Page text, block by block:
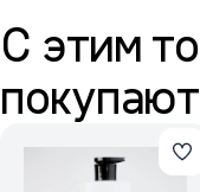
С этим
покупают